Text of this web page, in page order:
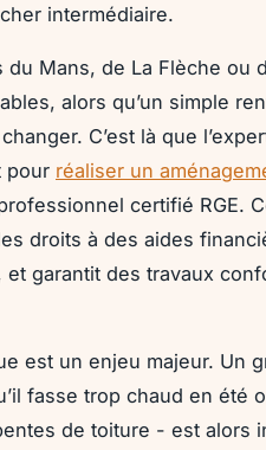
intermédiaire.
du Mans, de La Flèche ou
alors qu’un simple
C’est là que
pour réaliser un
certifié RGE.
droits à des aides
et garantit des travaux
est un enjeu majeur. Un
fasse trop chaud en été
de toiture - est alors